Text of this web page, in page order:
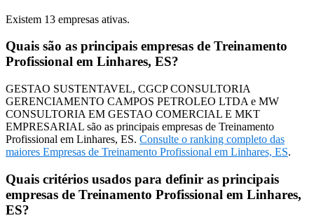
Existem 13 empresas ativas.
Quais são as principais empresas de Treinamento
Profissional em Linhares, ES?
GESTAO SUSTENTAVEL, CGCP CONSULTORIA
GERENCIAMENTO CAMPOS PETROLEO LTDA e MW
CONSULTORIA EM GESTAO COMERCIAL E MKT
EMPRESARIAL são as principais empresas de Treinamento
Profissional em Linhares, ES. Consulte o ranking completo das
maiores Empresas de Treinamento Profissional em Linhares, ES.
Quais critérios usados para definir as principais
empresas de Treinamento Profissional em Linhares,
ES?